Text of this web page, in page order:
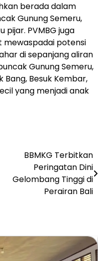
berada dalam
Gunung Semeru,
PVMBG juga
potensi
di sepanjang aliran
Gunung Semeru,
Bang, Besuk Kembar,
yang menjadi anak
BBMKG Terbitkan
Peringatan Dini
Gelombang Tinggi di
Perairan Bali